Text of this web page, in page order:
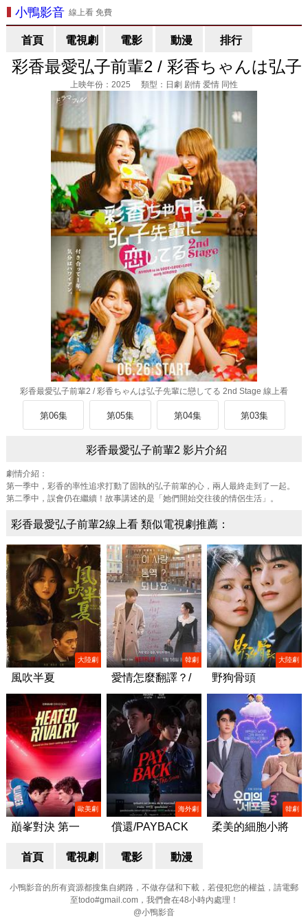
小鴨影音線上看 免費
首頁 電視劇 電影 動漫 排行
彩香最愛弘子前輩2 / 彩香ちゃんは弘子
先輩に戀してる 2nd Stage 線上看
上映年份：2025 類型：日劇 剧情 爱情 同性
彩香最愛弘子前輩2 / 彩香ちゃんは弘子先輩に戀してる 2nd Stage 線上看
第06集 第05集 第04集 第03集
彩香最愛弘子前輩2 影片介紹
劇情介紹：
第一季中，彩香的率性追求打動了固執的弘子前輩的心，兩人最終走到了一起。
第二季中，誤會仍在繼續！故事講述的是「她們開始交往後的情侶生活」。
彩香最愛弘子前輩2線上看 類似電視劇推薦：
大陸劇
風吹半夏
韓劇
愛情怎麼翻譯？/
이 사랑 통역 되나
요?
大陸劇
野狗骨頭
歐美劇
巔峯對決 第一
Season 1
海外劇
償還/PAYBACK
韓劇
柔美的細胞小將
首頁 電視劇 電影 動漫
小鴨影音的所有資源都搜集自網路，不做存儲和下載，若侵犯您的權益，請電郵
至todo#gmail.com，我們會在48小時內處理！
@小鴨影音